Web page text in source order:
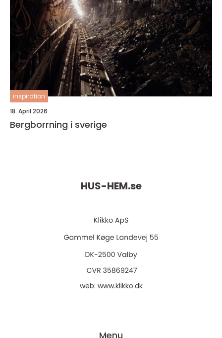
inspiration
18. April 2026
Bergborrning i sverige
HUS-HEM.se
web: www.klikko.dk
Menu